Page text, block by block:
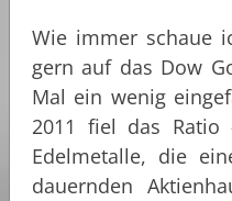
Wie immer schaue
gern auf das Dow
Mal ein wenig
2011 fiel das
Edelmetalle, die
dauernden